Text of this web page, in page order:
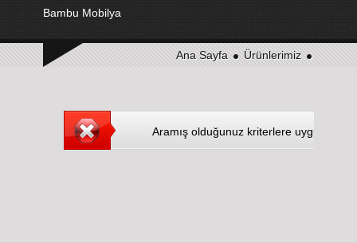
Bambu Mobilya
Ana Sayfa Ürünlerimiz
Aramış olduğunuz kriterlere uygun Ürün